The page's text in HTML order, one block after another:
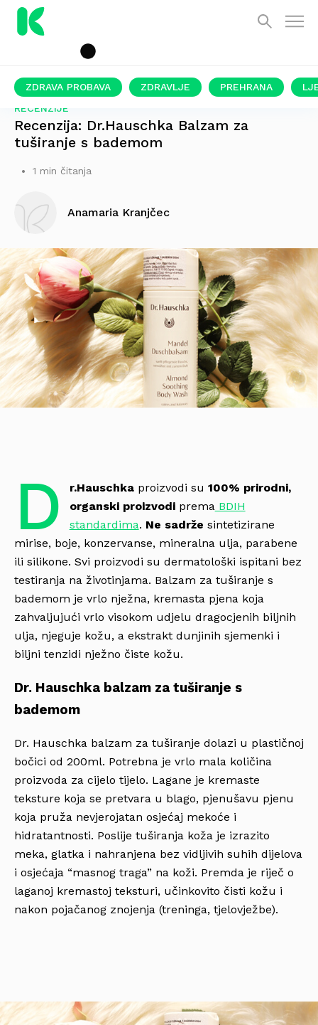
ZDRAVA PROBAVA ZDRAVLJE PREHRANA
RECENZIJE
Recenzija: Dr.Hauschka Balzam za
tuširanje s bademom
1 min čitanja
Anamaria Kranjčec
D r.Hauschkaproizvodi su 100% prirodni,
organski proizvodipremaBDIH
standardima. Ne sadrže sintetizirane
mirise, boje, konzervanse, mineralna ulja, parabene
ili silikone. Svi proizvodi su dermatološki ispitani bez
testiranja na životinjama. Balzam za tuširanje s
bademom je vrlo nježna, kremasta pjena koja
zahvaljujući vrlo visokom udjelu dragocjenih biljnih
ulja, njeguje kožu, a ekstrakt dunjinih sjemenki i
biljni tenzidi nježno čiste kožu.
Dr. Hauschka balzam za tuširanje s
bademom
Dr. Hauschka balzam za tuširanje dolazi u plastičnoj
bočici od 200ml. Potrebna je vrlo mala količina
proizvoda za cijelo tijelo. Lagane je kremaste
teksture koja se pretvara u blago, pjenušavu pjenu
koja pruža nevjerojatan osjećaj mekoće i
hidratantnosti. Poslije tuširanja koža je izrazito
meka, glatka i nahranjena bez vidljivih suhih dijelova
i osjećaja “masnog traga” na koži. Premda je riječ o
laganoj kremastoj teksturi, učinkovito čisti kožu i
nakon pojačanog znojenja (treninga, tjelovježbe).